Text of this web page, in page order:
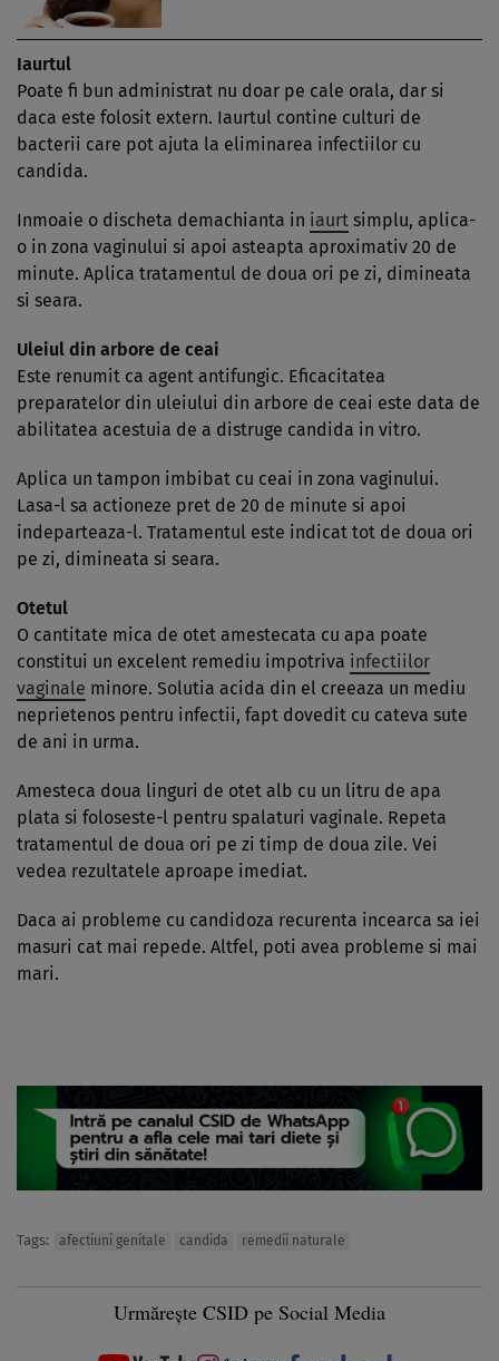
Iaurtul
Poate fi bun administrat nu doar pe cale orala, dar si
daca este folosit extern. Iaurtul contine culturi de
bacterii care pot ajuta la eliminarea infectiilor cu
candida.
Inmoaie o discheta demachianta in iaurt simplu, aplica-
o in zona vaginului si apoi asteapta aproximativ 20 de
minute. Aplica tratamentul de doua ori pe zi, dimineata
si seara.
Uleiul din arbore de ceai
Este renumit ca agent antifungic. Eficacitatea
preparatelor din uleiului din arbore de ceai este data de
abilitatea acestuia de a distruge candida in vitro.
Aplica un tampon imbibat cu ceai in zona vaginului.
Lasa-l sa actioneze pret de 20 de minute si apoi
indeparteaza-l. Tratamentul este indicat tot de doua ori
pe zi, dimineata si seara.
Otetul
O cantitate mica de otet amestecata cu apa poate
constitui un excelent remediu impotriva infectiilor
vaginale minore. Solutia acida din el creeaza un mediu
neprietenos pentru infectii, fapt dovedit cu cateva sute
de ani in urma.
Amesteca doua linguri de otet alb cu un litru de apa
plata si foloseste-l pentru spalaturi vaginale. Repeta
tratamentul de doua ori pe zi timp de doua zile. Vei
vedea rezultatele aproape imediat.
Daca ai probleme cu candidoza recurenta incearca sa iei
masuri cat mai repede. Altfel, poti avea probleme si mai
mari.
Tags: afectiuni genitale candida remedii naturale
Urmărește CSID pe Social Media